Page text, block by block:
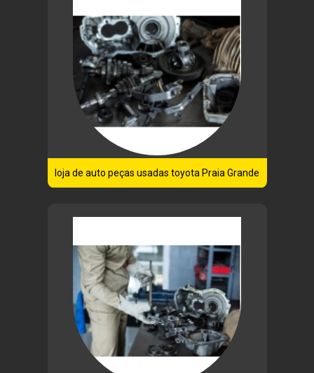
loja de auto peças usadas toyota Praia Grande